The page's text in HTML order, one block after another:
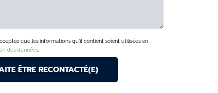
que les informations qu'il contient soient utilisées en
des données.